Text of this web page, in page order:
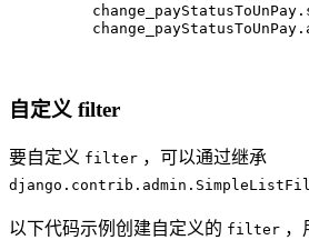
自定义 filter
要自定义 filter ，可以通过继承
以下代码示例创建自定义的 filter ，